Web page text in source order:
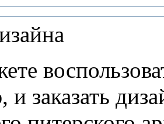
и заказать